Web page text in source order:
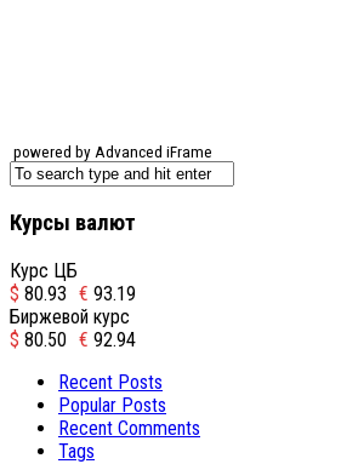
powered by Advanced iFrame
Курсы валют
Курс ЦБ
$ 80.93 € 93.19
Биржевой курс
$ 80.50 € 92.94
Recent Posts
Popular Posts
Recent Comments
Tags